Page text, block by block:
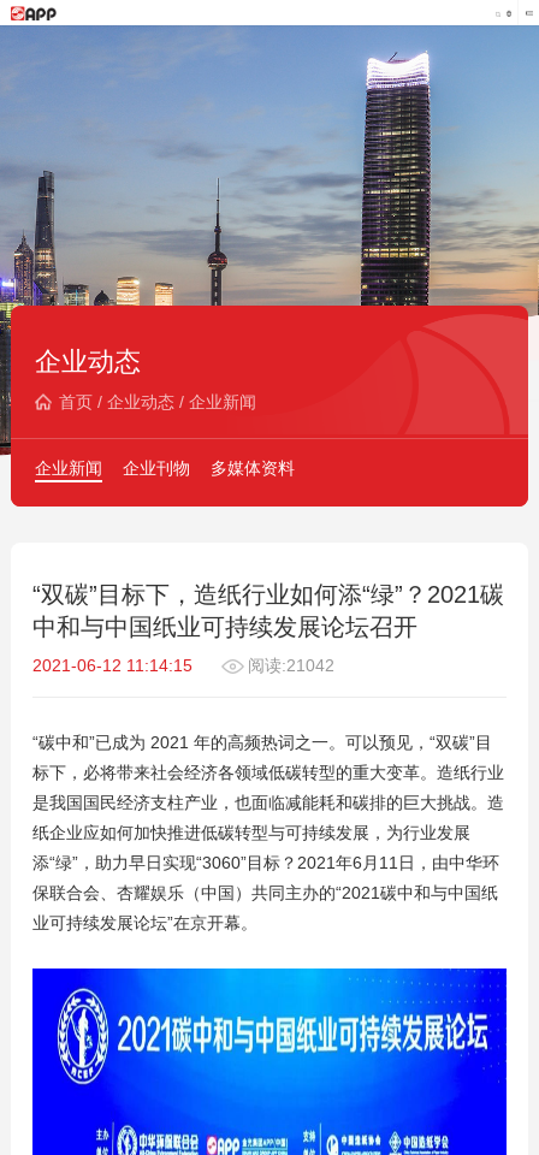
企业动态
首页/ 企业动态/ 企业新闻
企业新闻 企业刊物 多媒体资料
“双碳”目标下，造纸行业如何添“绿”？2021碳
中和与中国纸业可持续发展论坛召开
2021-06-12 11:14:15 阅读:21042
“碳中和”已成为 2021 年的高频热词之一。可以预见，“双碳”目
标下，必将带来社会经济各领域低碳转型的重大变革。造纸行业
是我国国民经济支柱产业，也面临减能耗和碳排的巨大挑战。造
纸企业应如何加快推进低碳转型与可持续发展，为行业发展
添“绿”，助力早日实现“3060”目标？2021年6月11日，由中华环
保联合会、杏耀娱乐（中国）共同主办的“2021碳中和与中国纸
业可持续发展论坛”在京开幕。